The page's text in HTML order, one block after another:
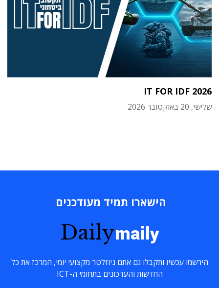
IT FOR IDF 2026
שלישי, 20 באוקטובר 2026
הישארו תמיד מעודכנים
Dailymaily
הירשמו עכשיו ותקבלו גם אתם ניוזלטר מקצועי יומי, המרכז את כל
החדשות והעדכונים בתחומי ה-ICT